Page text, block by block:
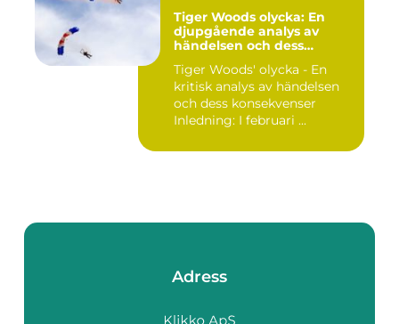
Tiger Woods olycka: En
djupgående analys av
händelsen och dess
Tiger Woods' olycka - En
kritisk analys av händelsen
och dess konsekvenser
Inledning: I februari ...
Adress